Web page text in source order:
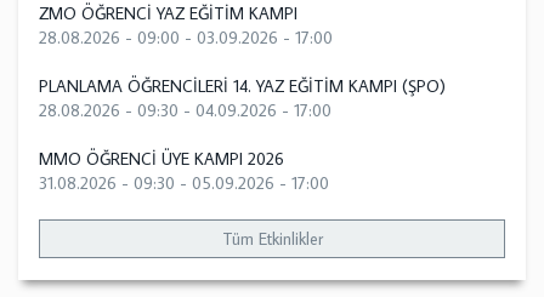
ZMO ÖĞRENCİ YAZ EĞİTİM KAMPI
28.08.2026 - 09:00 - 03.09.2026 - 17:00
PLANLAMA ÖĞRENCİLERİ 14. YAZ EĞİTİM KAMPI (ŞPO)
28.08.2026 - 09:30 - 04.09.2026 - 17:00
MMO ÖĞRENCİ ÜYE KAMPI 2026
31.08.2026 - 09:30 - 05.09.2026 - 17:00
Tüm Etkinlikler